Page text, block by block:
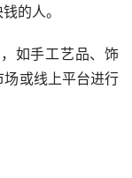
的人。
如手工艺品、饰
或线上平台进行